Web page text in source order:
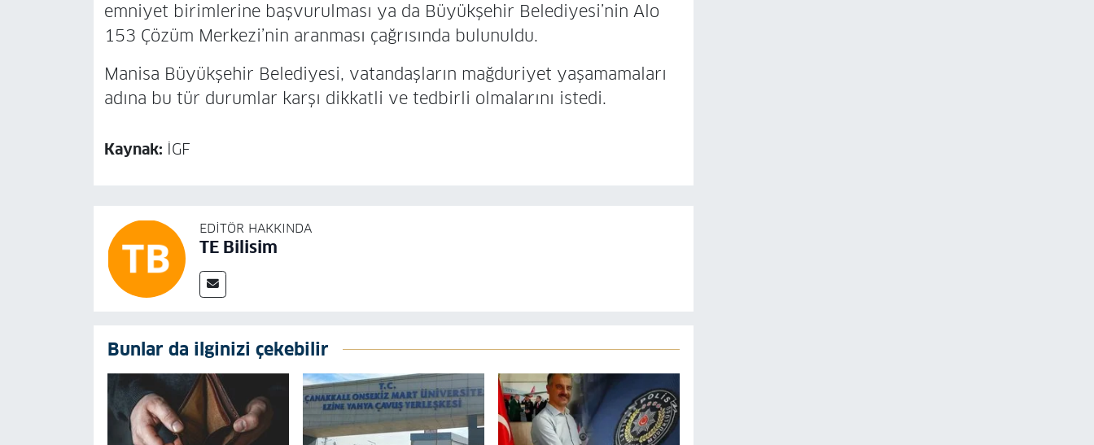
emniyet birimlerine başvurulması ya da Büyükşehir Belediyesi’nin Alo
153 Çözüm Merkezi’nin aranması çağrısında bulunuldu.
Manisa Büyükşehir Belediyesi, vatandaşların mağduriyet yaşamamaları
adına bu tür durumlar karşı dikkatli ve tedbirli olmalarını istedi.
Kaynak: İGF
EDITÖR HAKKINDA
TE Bilisim
Bunlar da ilginizi çekebilir